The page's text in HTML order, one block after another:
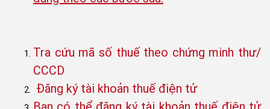
Tra cứu mã số thuế theo chứng minh thư/
CCCD
Đăng ký tài khoản thuế điện tử